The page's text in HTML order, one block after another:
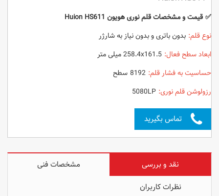
✅ قیمت و مشخصات قلم نوری هویون Huion HS611
نوع قلم: بدون باتری و بدون نیاز به شارژر
ابعاد سطح فعال:
حساسیت به فشار قلم:
رزولوشن قلم نوری:
تماس بگیرید
نقد و بررسی
مشخصات فنی
نظرات کاربران